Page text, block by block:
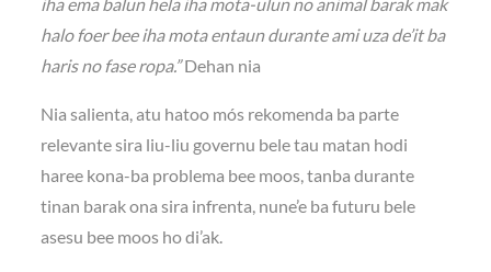
halo foer bee iha mota entaun durante ami uza de’it ba
haris no fase ropa.”Dehan nia
Nia salienta, atu hatoo mós rekomenda ba parte
relevante sira liu-liu governu bele tau matan hodi
haree kona-ba problema bee moos, tanba durante
tinan barak ona sira infrenta, nune’e ba futuru bele
asesu bee moos ho di’ak.